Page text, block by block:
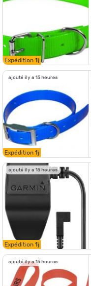
Expédition 1j
ajouté il y a 15 heures
Expédition 1j
ajouté il y a 15 heures
Expédition 1j
ajouté il y a 15 heures